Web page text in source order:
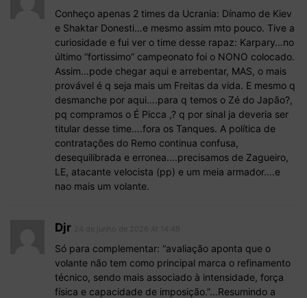
Conheço apenas 2 times da Ucrania: Dínamo de Kiev
e Shaktar Donesti…e mesmo assim mto pouco. Tive a
curiosidade e fui ver o time desse rapaz: Karpary…no
último “fortissimo” campeonato foi o NONO colocado.
Assim…pode chegar aqui e arrebentar, MAS, o mais
provável é q seja mais um Freitas da vida. E mesmo q
desmanche por aqui….para q temos o Zé do Japão?,
pq compramos o É Picca ,? q por sinal ja deveria ser
titular desse time….fora os Tanques. A política de
contratações do Remo continua confusa,
desequilibrada e erronea….precisamos de Zagueiro,
LE, atacante velocista (pp) e um meia armador….e
nao mais um volante.
Djr
Só para complementar: “avaliação aponta que o
volante não tem como principal marca o refinamento
técnico, sendo mais associado à intensidade, força
física e capacidade de imposição.”…Resumindo a